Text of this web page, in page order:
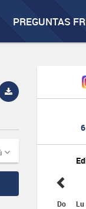
PREGUNTAS
Do Lu